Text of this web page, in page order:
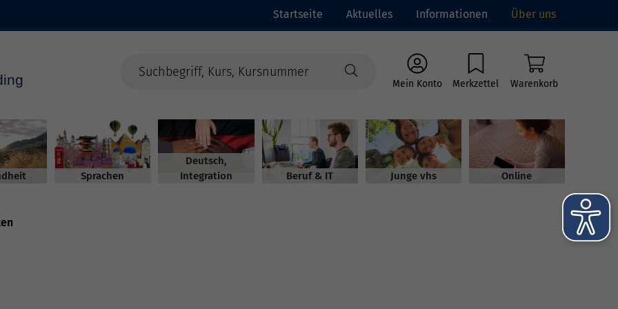
Startseite Aktuelles Informationen Über uns
Mein Konto Merkzettel Warenkorb
Sprachen
Deutsch,
Integration
Beruf & IT Junge vhs Online